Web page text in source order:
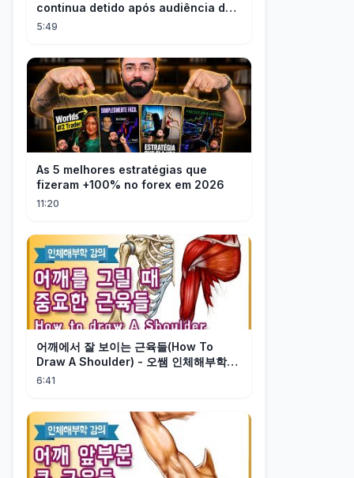
continua detido após audiência de
custódia
5:49
As 5 melhores estratégias que
fizeram +100% no forex em 2026
11:20
어깨에서 잘 보이는 근육들(How To
Draw A Shoulder) - 오쌤 인체해부학
(Anatomy Teacher O)
6:41